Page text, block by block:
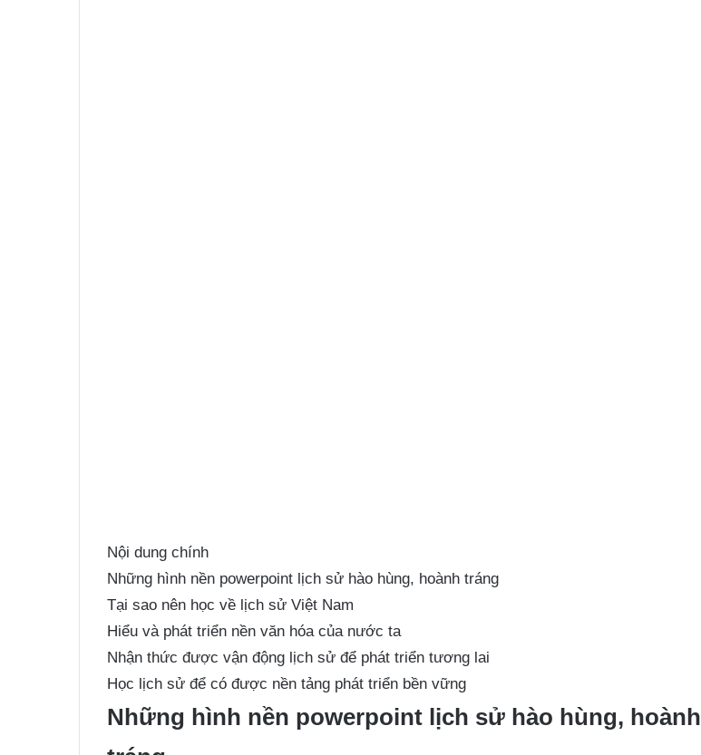
Nội dung chính
Những hình nền powerpoint lịch sử hào hùng, hoành tráng
Tại sao nên học về lịch sử Việt Nam
Hiểu và phát triển nền văn hóa của nước ta
Nhận thức được vận động lịch sử để phát triển tương lai
Học lịch sử để có được nền tảng phát triển bền vững
Những hình nền powerpoint lịch sử hào hùng, hoành